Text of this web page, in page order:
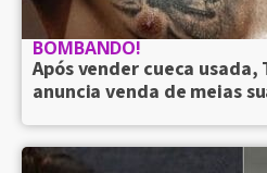
BOMBANDO!
Após vender cueca usada,
anuncia venda de meias